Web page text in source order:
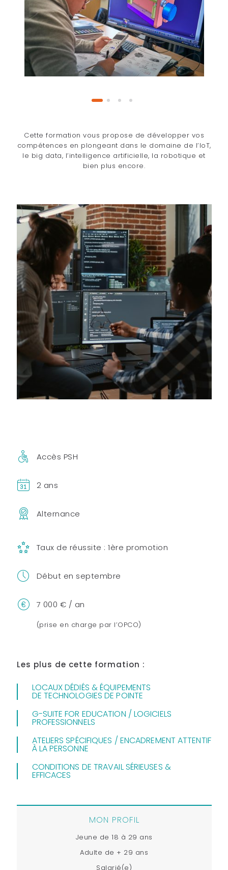
Cette formation vous propose de développer vos
compétences en plongeant dans le domaine de l’IoT,
le big data, l’intelligence artificielle, la robotique et
bien plus encore.
Accès PSH
2 ans
Alternance
Taux de réussite : 1ère promotion
Début en septembre
7 000 € / an
(prise en charge par l’OPCO)
Les plus de cette formation :
LOCAUX DÉDIÉS & ÉQUIPEMENTS
DE TECHNOLOGIES DE POINTE
G-SUITE FOR EDUCATION / LOGICIELS
PROFESSIONNELS
ATELIERS SPÉCIFIQUES / ENCADREMENT ATTENTIF
À LA PERSONNE
CONDITIONS DE TRAVAIL SÉRIEUSES &
EFFICACES
MON PROFIL
Jeune de 18 à 29 ans
Adulte de + 29 ans
Salarié(e)